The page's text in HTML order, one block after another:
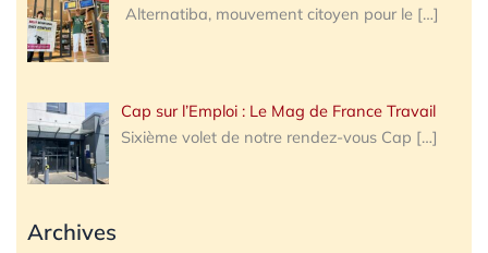
Alternatiba, mouvement citoyen pour le […]
Cap sur l’Emploi : Le Mag de France Travail
Sixième volet de notre rendez-vous Cap […]
Archives